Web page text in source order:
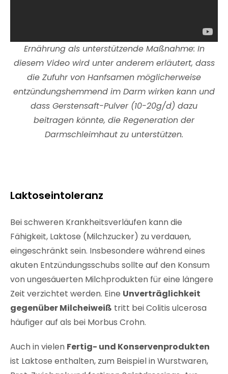
Ernährung als unterstützende Maßnahme: In
diesem Video wird unter anderem erläutert, dass
die Zufuhr von Hanfsamen möglicherweise
entzündungshemmend im Darm wirken kann und
dass Gerstensaft-Pulver (10-20g/d) dazu
beitragen könnte, die Regeneration der
Darmschleimhaut zu unterstützen.
Laktoseintoleranz
Bei schweren Krankheitsverläufen kann die
Fähigkeit, Laktose (Milchzucker) zu verdauen,
eingeschränkt sein. Insbesondere während eines
akuten Entzündungsschubs sollte auf den Konsum
von ungesäuerten Milchprodukten für eine längere
Zeit verzichtet werden. Eine Unverträglichkeit
gegenüber Milcheiweiß tritt bei Colitis ulcerosa
häufiger auf als bei Morbus Crohn.
Auch in vielen Fertig- und Konservenprodukten
ist Laktose enthalten, zum Beispiel in Wurstwaren,